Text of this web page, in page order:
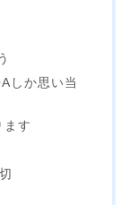
しか思い当
ます